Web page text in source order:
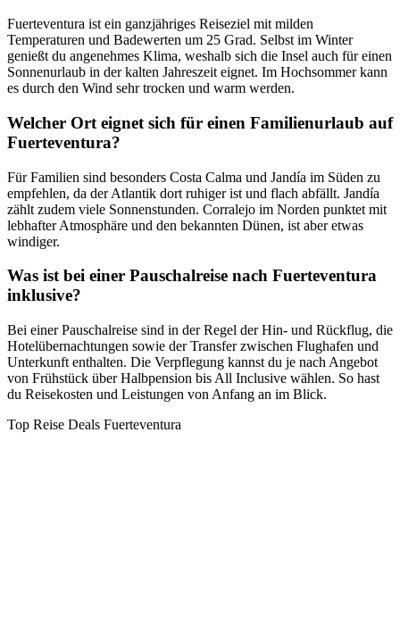
Fuerteventura ist ein ganzjähriges Reiseziel mit milden
Temperaturen und Badewerten um 25 Grad. Selbst im Winter
genießt du angenehmes Klima, weshalb sich die Insel auch für einen
Sonnenurlaub in der kalten Jahreszeit eignet. Im Hochsommer kann
es durch den Wind sehr trocken und warm werden.
Welcher Ort eignet sich für einen Familienurlaub auf
Fuerteventura?
Für Familien sind besonders Costa Calma und Jandía im Süden zu
empfehlen, da der Atlantik dort ruhiger ist und flach abfällt. Jandía
zählt zudem viele Sonnenstunden. Corralejo im Norden punktet mit
lebhafter Atmosphäre und den bekannten Dünen, ist aber etwas
windiger.
Was ist bei einer Pauschalreise nach Fuerteventura
inklusive?
Bei einer Pauschalreise sind in der Regel der Hin- und Rückflug, die
Hotelübernachtungen sowie der Transfer zwischen Flughafen und
Unterkunft enthalten. Die Verpflegung kannst du je nach Angebot
von Frühstück über Halbpension bis All Inclusive wählen. So hast
du Reisekosten und Leistungen von Anfang an im Blick.
Top Reise Deals Fuerteventura